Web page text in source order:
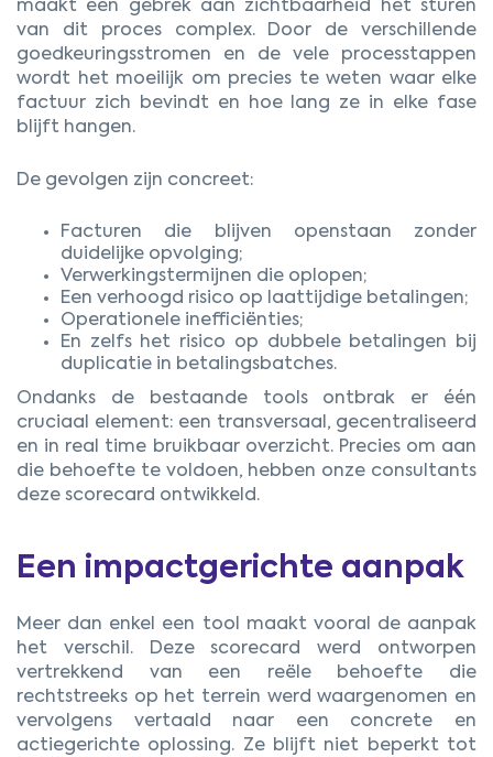
maakt een gebrek aan zichtbaarheid het sturen
van dit proces complex. Door de verschillende
goedkeuringsstromen en de vele processtappen
wordt het moeilijk om precies te weten waar elke
factuur zich bevindt en hoe lang ze in elke fase
blijft hangen.
De gevolgen zijn concreet:
Facturen die blijven openstaan zonder
duidelijke opvolging;
Verwerkingstermijnen die oplopen;
Een verhoogd risico op laattijdige betalingen;
Operationele inefficiënties;
En zelfs het risico op dubbele betalingen bij
duplicatie in betalingsbatches.
Ondanks de bestaande tools ontbrak er één
cruciaal element: een transversaal, gecentraliseerd
en in real time bruikbaar overzicht. Precies om aan
die behoefte te voldoen, hebben onze consultants
deze scorecard ontwikkeld.
Een impactgerichte aanpak
Meer dan enkel een tool maakt vooral de aanpak
het verschil. Deze scorecard werd ontworpen
vertrekkend van een reële behoefte die
rechtstreeks op het terrein werd waargenomen en
vervolgens vertaald naar een concrete en
actiegerichte oplossing. Ze blijft niet beperkt tot